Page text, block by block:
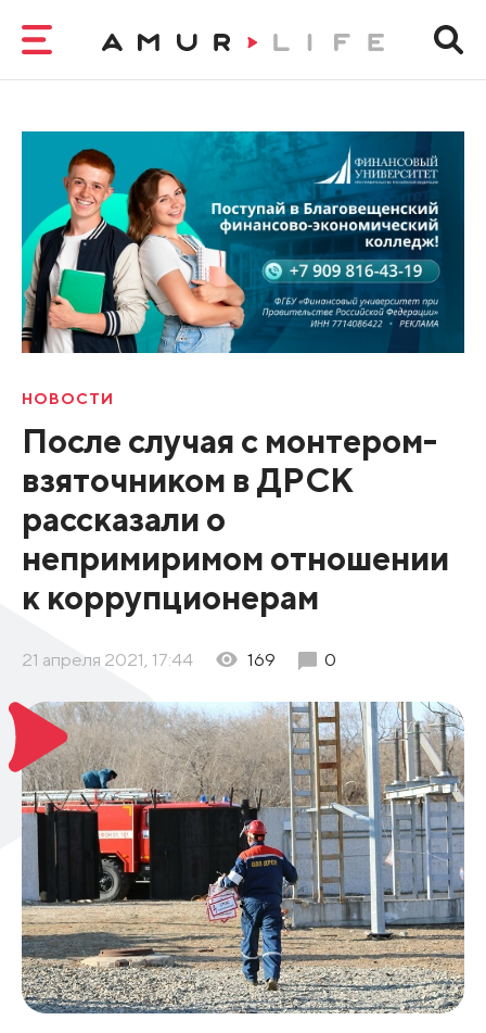
НОВОСТИ
После случая с монтером-
взяточником в ДРСК
рассказали о
непримиримом отношении
к коррупционерам
21 апреля 2021, 17:44 169 0